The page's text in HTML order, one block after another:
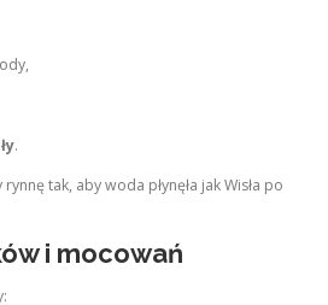
.
tak, aby woda płynęła jak Wisła po
i mocowań